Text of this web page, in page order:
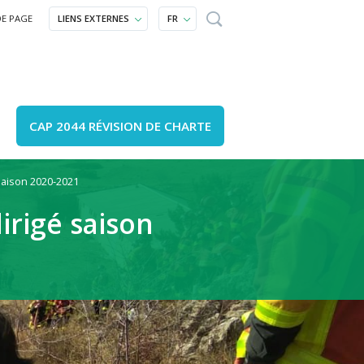
PAGE LIENS EXTERNES FR
venir ?
annuaires, carte
Un projet ?
Accompagnement
et patrimoine
et sensibilisation
CAP 2044 RÉVISION DE CHARTE
2020-2021
saison